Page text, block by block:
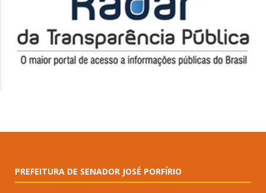
PREFEITURA DE SENADOR JOSÉ PORFÍRIO